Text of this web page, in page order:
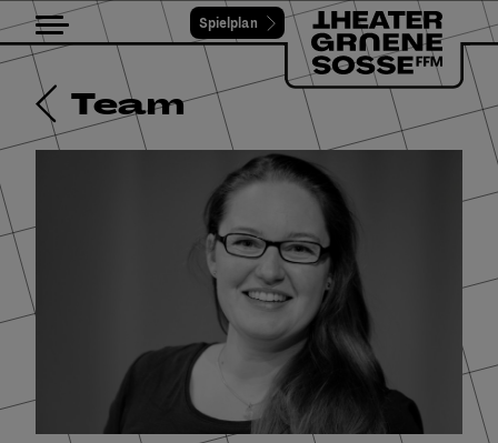
Toggle navigationSpielplan
Team